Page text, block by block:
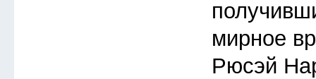
мирное
Рюсэй